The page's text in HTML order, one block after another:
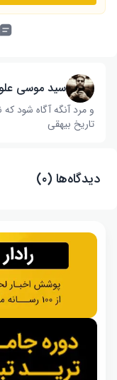
سید موسی
و مرد آنگه آگاه شود
تاریخ بیهقی
دیدگاه‌ها (۰)